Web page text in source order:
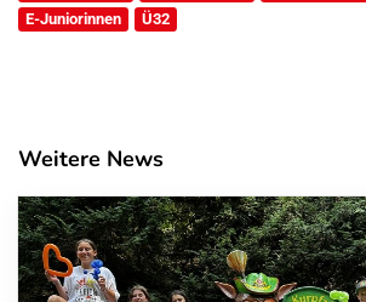
E-Juniorinnen
Ü32
Weitere News